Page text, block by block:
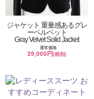
ジャケット 重量感あるグレ
ーベルベット
Gray Velvet Solid Jacket
通常価格
39,000円(税別)